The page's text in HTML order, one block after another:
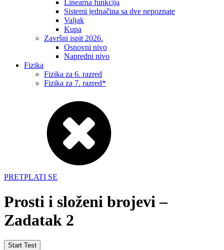
Linearna funkcija
Sistemi jednačina sa dve nepoznate
Valjak
Kupa
Završni ispit 2026.
Osnovni nivo
Napredni nivo
Fizika
Fizika za 6. razred
Fizika za 7. razred*
PRETPLATI SE
Prosti i složeni brojevi –
Zadatak 2